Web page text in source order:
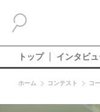
トップ インタビ
ホーム コンテスト コ